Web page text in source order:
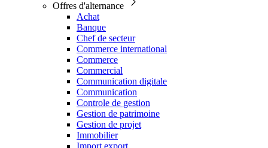
Offres d'alternance
Achat
Banque
Chef de secteur
Commerce international
Commerce
Commercial
Communication digitale
Communication
Controle de gestion
Gestion de patrimoine
Gestion de projet
Immobilier
Import export